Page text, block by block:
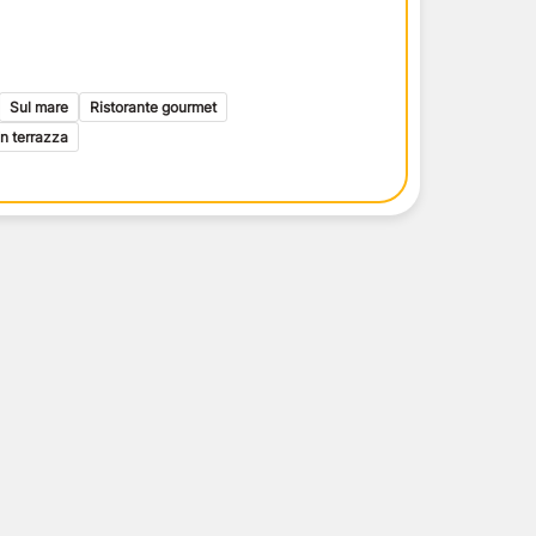
toscani
Isole Eolie
Eolie
Sul mare
Ristorante gourmet
terrazza